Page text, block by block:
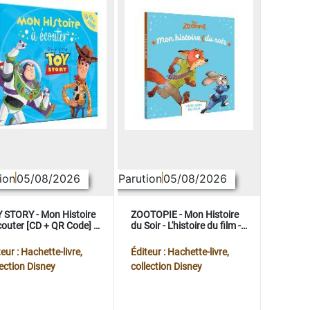
05/08/2026
STORY - Mon Histoire
[CD + QR Code] -
: Hachette-livre,
Disney
Parution05/08/2026
ZOOTOPIE - Mon Histoire
du Soir - L'histoire du film -
Éditeur : Hachette-livre,
collection Disney